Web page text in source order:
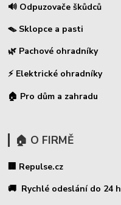
🔊 Odpuzovače škůdců
🪤 Sklopce a pasti
🌿 Pachové ohradníky
⚡ Elektrické ohradníky
🏠 Pro dům a zahradu
🏠 O FIRMĚ
🏢 Repulse.cz
🚚 Rychlé odeslání do 24 h